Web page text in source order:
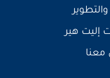
إليت هير